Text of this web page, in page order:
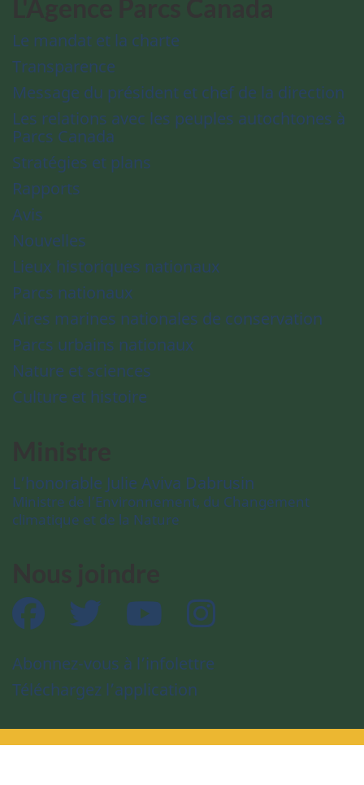
Le mandat et la charte
Transparence
Message du président et chef de la direction
Les relations avec les peuples autochtones à
Parcs Canada
Stratégies et plans
Rapports
Avis
Nouvelles
Lieux historiques nationaux
Parcs nationaux
Aires marines nationales de conservation
Parcs urbains nationaux
Nature et sciences
Culture et histoire
L’honorable Julie Aviva Dabrusin
Ministre de l’Environnement, du Changement
climatique et de la Nature
Facebook Twitter YouTube
Abonnez-vous à l’infolettre
Téléchargez l’application